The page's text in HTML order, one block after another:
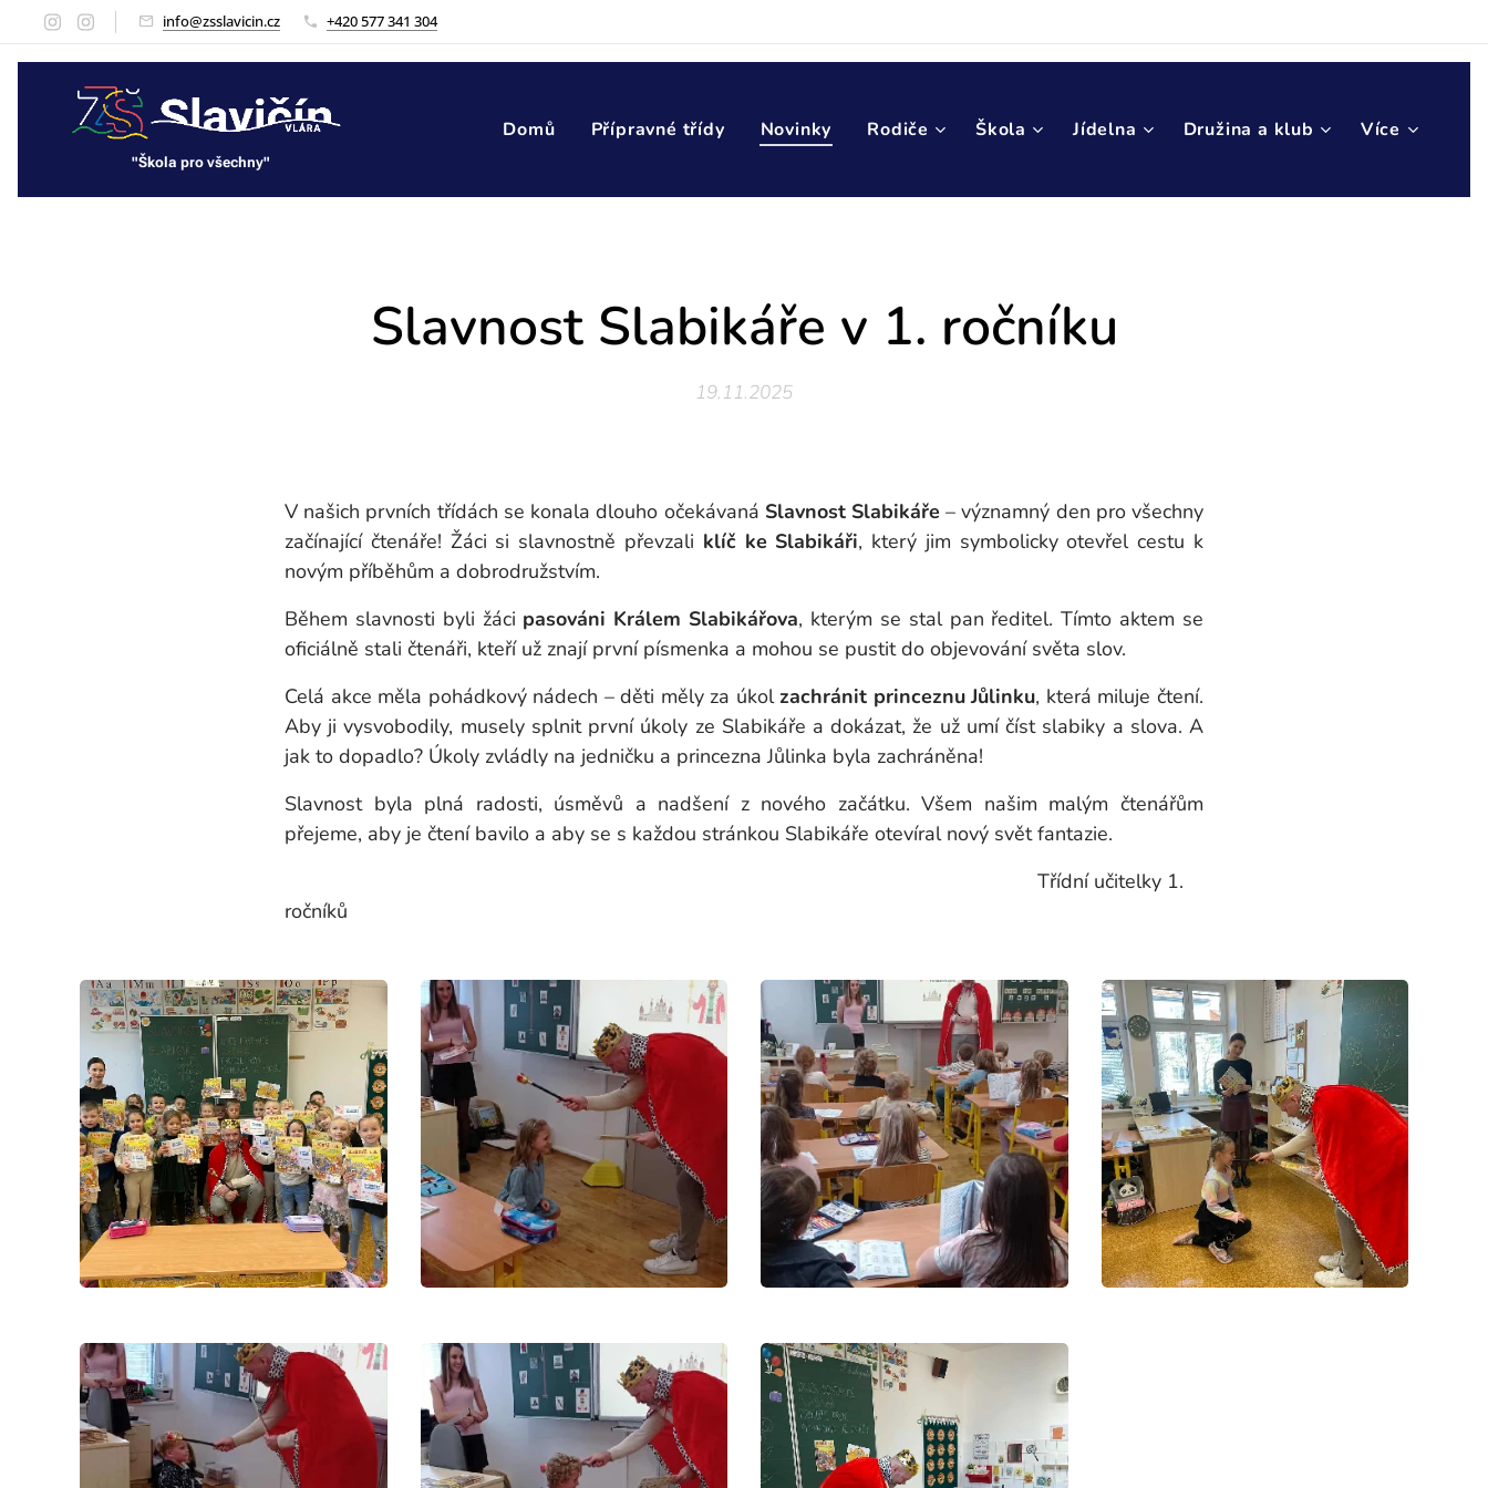
info@zsslavicin.cz +420 577 341 304
"Škola pro všechny"
Domů Přípravné třídy Novinky Rodiče Škola Jídelna Družina a klub Více
Slavnost Slabikáře v 1. ročníku
19.11.2025
V našich prvních třídách se konala dlouho očekávaná Slavnost Slabikáře – významný den pro všechny
začínající čtenáře! Žáci si slavnostně převzali klíč ke Slabikáři, který jim symbolicky otevřel cestu k
novým příběhům a dobrodružstvím.
Během slavnosti byli žáci pasováni Králem Slabikářova, kterým se stal pan ředitel. Tímto aktem se
oficiálně stali čtenáři, kteří už znají první písmenka a mohou se pustit do objevování světa slov.
Celá akce měla pohádkový nádech – děti měly za úkolzachránit princeznu Jůlinku, která miluje čtení.
Aby ji vysvobodily, musely splnit první úkoly ze Slabikáře a dokázat, že už umí číst slabiky a slova. A
jak to dopadlo? Úkoly zvládly na jedničku a princezna Jůlinka byla zachráněna!
Slavnost byla plná radosti, úsměvů a nadšení z nového začátku. Všem našim malým čtenářům
přejeme, aby je čtení bavilo a aby se s každou stránkou Slabikáře otevíral nový svět fantazie.
Třídní učitelky 1.
ročníků